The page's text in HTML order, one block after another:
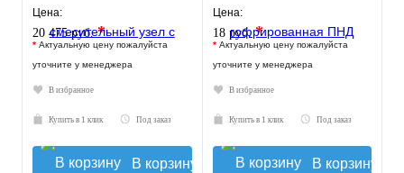
30-60°C, без насоса
Цена:
20 475 руб.*
* Актуальную цену пожалуйста
уточните у менеджера
В избранное
Купить в 1 клик Под заказ
В корзину
Цена:
18 руб.*
* Актуальную цену пожалуйста
уточните у менеджера
В избранное
Купить в 1 клик Под заказ
В корзину